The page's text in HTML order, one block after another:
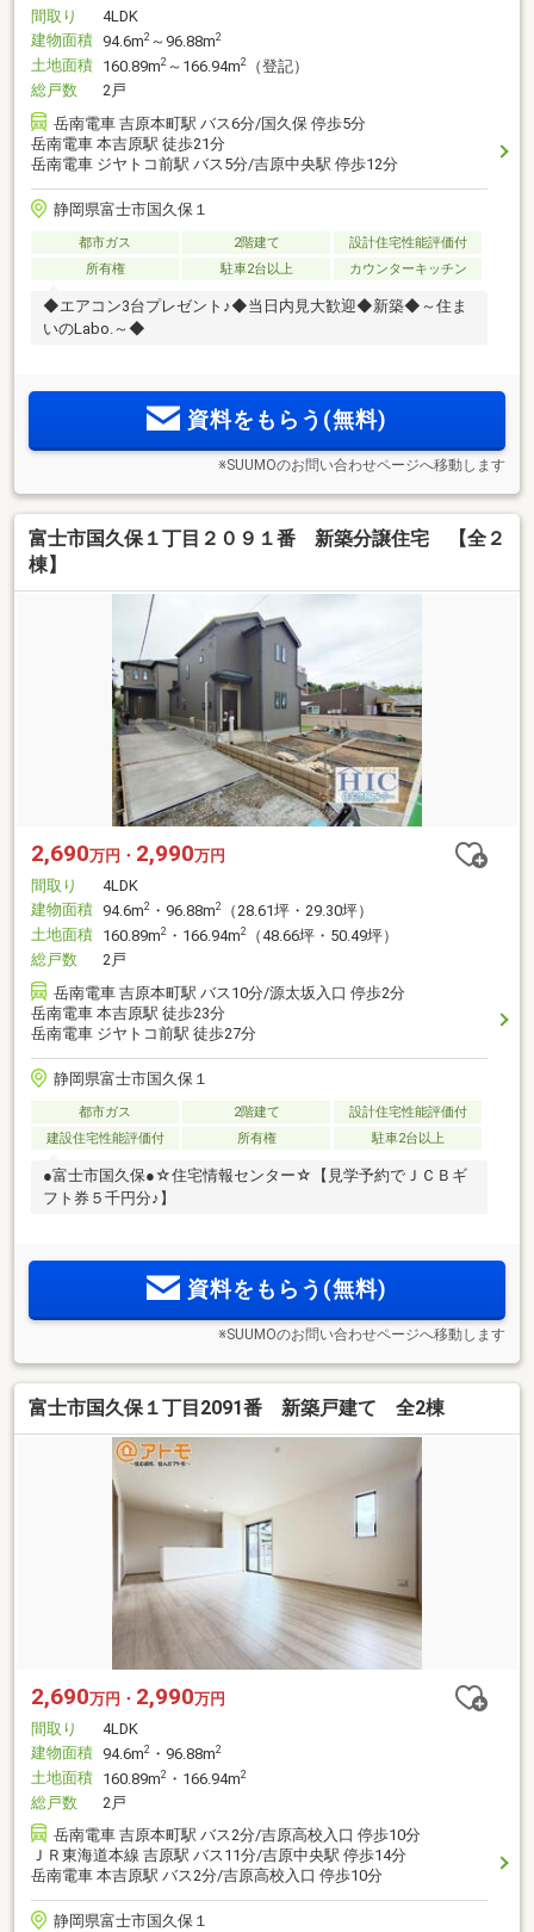
間取り
4LDK
建物面積 94.6m2 ～96.88m2
土地面積 160.89m2 ～166.94m2
（登記）
総戸数
2戸
岳南電車 吉原本町駅 バス6分/国久保 停歩5分
岳南電車 本吉原駅 徒歩21分
岳南電車 ジヤトコ前駅 バス5分/吉原中央駅 停歩12分
静岡県富士市国久保１
都市ガス 2階建て
設計住宅性能評価付
所有権
駐車2台以上 カウンターキッチン
◆エアコン3台プレゼント♪◆当日内見大歓迎◆新築◆～住ま
いのLabo.～◆
資料をもらう(無料)
※SUUMOのお問い合わせページへ移動します
富士市国久保１丁目２０９１番 新築分譲住宅 【全２
棟】
2,690万円・ 2,990万円
間取り
4LDK
建物面積 94.6m2 ・96.88m2
（28.61坪・29.30坪）
土地面積 160.89m2 ・166.94m2
（48.66坪・50.49坪）
総戸数
2戸
岳南電車 吉原本町駅 バス10分/源太坂入口 停歩2分
岳南電車 本吉原駅 徒歩23分
岳南電車 ジヤトコ前駅 徒歩27分
静岡県富士市国久保１
都市ガス 2階建て
設計住宅性能評価付
建設住宅性能評価付
所有権 駐車2台以上
●富士市国久保●☆住宅情報センター☆【見学予約でＪＣＢギ
フト券５千円分♪】
資料をもらう(無料)
※SUUMOのお問い合わせページへ移動します
富士市国久保１丁目2091番 新築戸建て 全2棟
2,690万円・ 2,990万円
間取り
4LDK
建物面積 94.6m2 ・96.88m2
土地面積 160.89m2 ・166.94m2
総戸数
2戸
岳南電車 吉原本町駅 バス2分/吉原高校入口 停歩10分
ＪＲ東海道本線 吉原駅 バス11分/吉原中央駅 停歩14分
岳南電車 本吉原駅 バス2分/吉原高校入口 停歩10分
静岡県富士市国久保１